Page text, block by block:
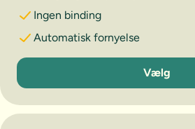
Ingen binding
Automatisk fornyelse
1 måned
Vælg